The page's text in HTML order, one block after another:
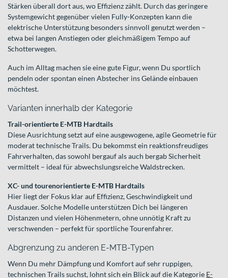
Stärken überall dort aus, wo Effizienz zählt. Durch das geringere
Systemgewicht gegenüber vielen Fully-Konzepten kann die
elektrische Unterstützung besonders sinnvoll genutzt werden –
etwa bei langen Anstiegen oder gleichmäßigem Tempo auf
Schotterwegen.
Auch im Alltag machen sie eine gute Figur, wenn Du sportlich
pendeln oder spontan einen Abstecher ins Gelände einbauen
möchtest.
Varianten innerhalb der Kategorie
Trail-orientierte E-MTB Hardtails
Diese Ausrichtung setzt auf eine ausgewogene, agile Geometrie für
moderat technische Trails. Du bekommst ein reaktionsfreudiges
Fahrverhalten, das sowohl bergauf als auch bergab Sicherheit
vermittelt – ideal für abwechslungsreiche Waldstrecken.
XC- und tourenorientierte E-MTB Hardtails
Hier liegt der Fokus klar auf Effizienz, Geschwindigkeit und
Ausdauer. Solche Modelle unterstützen Dich bei längeren
Distanzen und vielen Höhenmetern, ohne unnötig Kraft zu
verschwenden – perfekt für sportliche Tourenfahrer.
Abgrenzung zu anderen E-MTB-Typen
Wenn Du mehr Dämpfung und Komfort auf sehr ruppigen,
technischen Trails suchst, lohnt sich ein Blick auf die Kategorie E-